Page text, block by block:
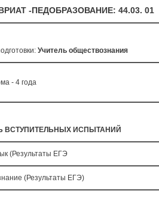
-ПЕДОБРАЗОВАНИЕ: 44.03. 01
Учитель обществознания
- 4 года
ВСТУПИТЕЛЬНЫХ ИСПЫТАНИЙ
(Результаты ЕГЭ
(Результаты ЕГЭ)